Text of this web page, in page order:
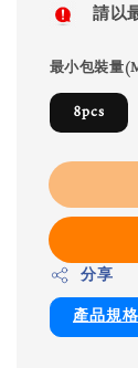
請以
最小包裝量
8pcs
分享
產品規